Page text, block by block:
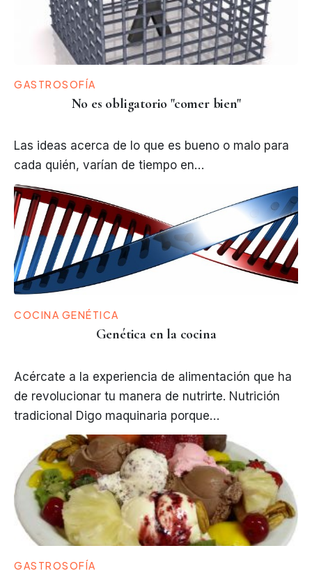
GASTROSOFÍA
No es obligatorio "comer bien"
Las ideas acerca de lo que es bueno o malo para
cada quién, varían de tiempo en…
COCINA GENÉTICA
Genética en la cocina
Acércate a la experiencia de alimentación que ha
de revolucionar tu manera de nutrirte. Nutrición
tradicional Digo maquinaria porque…
GASTROSOFÍA